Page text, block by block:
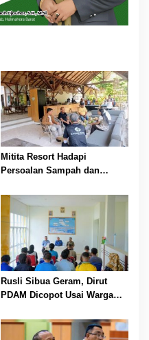
Mitita Resort Hadapi
Persoalan Sampah dan
Bertindak
Rusli Sibua Geram, Dirut
PDAM Dicopot Usai Warga